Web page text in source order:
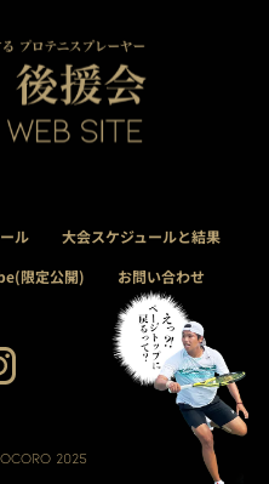
ル
大会スケジュールと結果
限定公開) お問い合わせ
2025